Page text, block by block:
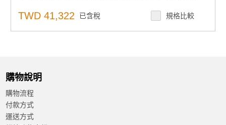
影像解析度：支援 8K UHD 及 2 組 4K HDMI 輸出
記憶體：最高可支援 64GB（1 x DDR4 3200MHz SO-
DIMM，非 ECC）
TWD 41,322 已含稅 規格比較
購物說明
購物流程
付款方式
運送方式